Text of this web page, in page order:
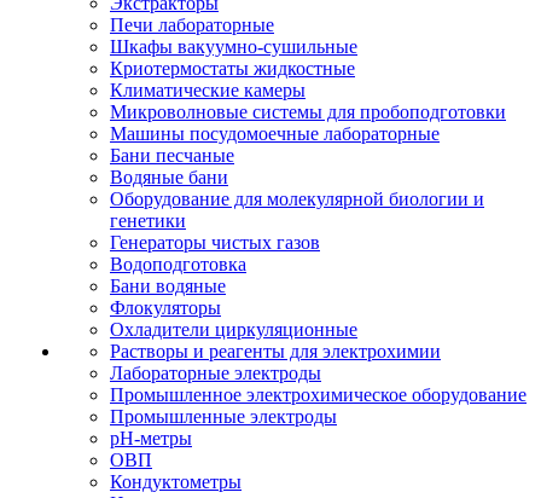
Печи лабораторные
Шкафы вакуумно-сушильные
Криотермостаты жидкостные
Климатические камеры
Микроволновые системы для пробоподготовки
Машины посудомоечные лабораторные
Бани песчаные
Водяные бани
Оборудование для молекулярной биологии и
генетики
Генераторы чистых газов
Водоподготовка
Бани водяные
Флокуляторы
Охладители циркуляционные
Растворы и реагенты для электрохимии
Лабораторные электроды
Промышленное электрохимическое оборудование
Промышленные электроды
pH-метры
ОВП
Кондуктометры